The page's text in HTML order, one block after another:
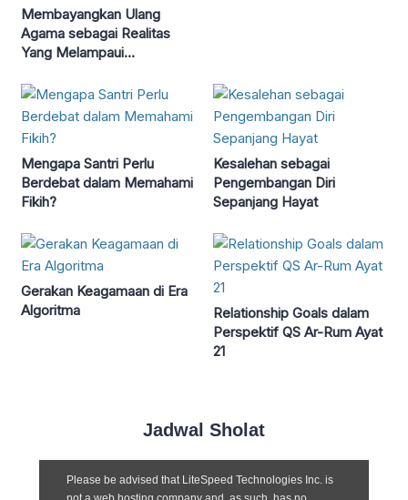
Membayangkan Ulang
Agama sebagai Realitas
Yang Melampaui
Mengapa Santri Perlu
Berdebat dalam Memahami
Fikih?
Kesalehan sebagai
Pengembangan Diri
Sepanjang Hayat
Gerakan Keagamaan di Era
Algoritma
Relationship Goals dalam
Perspektif QS Ar-Rum Ayat
21
Jadwal Sholat